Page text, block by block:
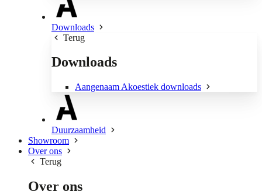
Downloads
Terug
Downloads
Aangenaam Akoestiek downloads
Duurzaamheid
Showroom
Over ons
Terug
Over ons